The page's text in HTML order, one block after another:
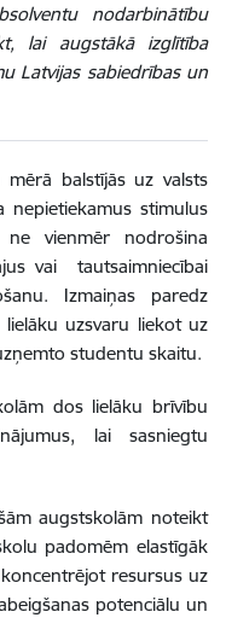
nodarbinātību
lai augstākā izglītība
Latvijas sabiedrības un
mērā balstījās uz valsts
nepietiekamus stimulus
vienmēr nodrošina
vai tautsaimniecībai
Izmaiņas paredz
uzsvaru liekot uz
studentu skaitu.
dos lielāku brīvību
lai sasniegtu
augstskolām noteikt
padomēm elastīgāk
resursus uz
potenciālu un